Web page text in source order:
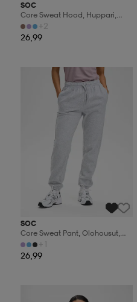
SOC
Core Sweat Hood, Huppari,
Naisten
+2
26,99
Valitse 2, maksa 44,99€
SOC
Core Sweat Pant, Olohousut,
Naisten
+1
26,99